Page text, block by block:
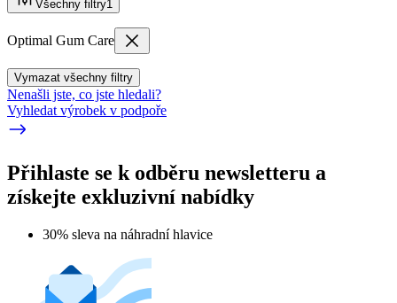
Všechny filtry1
Optimal Gum Care
Vymazat všechny filtry
Nenašli jste, co jste hledali?
Vyhledat výrobek v podpoře
Přihlaste se k odběru newsletteru a
získejte exkluzivní nabídky
30% sleva na náhradní hlavice